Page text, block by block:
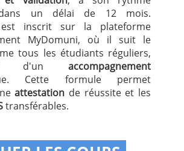
un délai de 12 mois.
est inscrit sur la plateforme
MyDomuni, où il suit le
tous les étudiants réguliers,
d'un accompagnement
Cette formule permet
attestation de réussite et les
transférables.